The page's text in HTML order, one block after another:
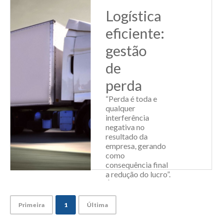
utensílios para
gastrono...
Leia Mais
Logística
eficiente:
gestão
de
perda
“Perda é toda e
qualquer
interferência
negativa no
resultado da
empresa, gerando
como
consequência final
a redução do lucro”.
É assim que
Fernando
Mancuzo, docente
dos cursos de
Primeira 1 Última